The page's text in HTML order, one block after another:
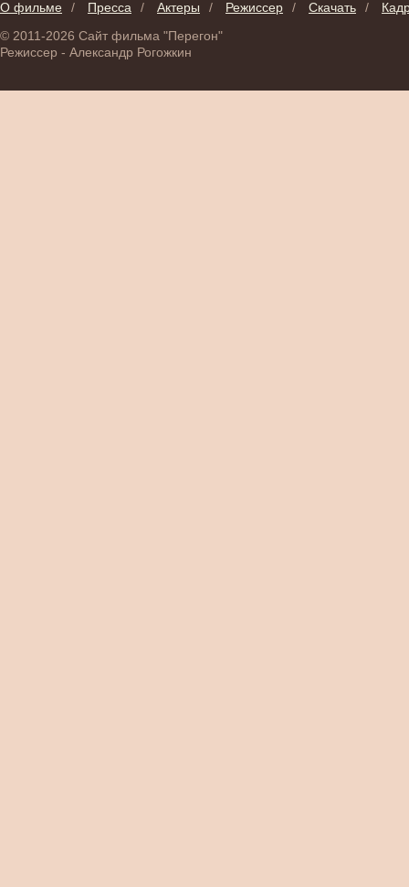
О фильме / Пресса / Актеры / Режиссер / Скачать /
© 2011-2026 Сайт фильма "Перегон"
Режиссер - Александр Рогожкин